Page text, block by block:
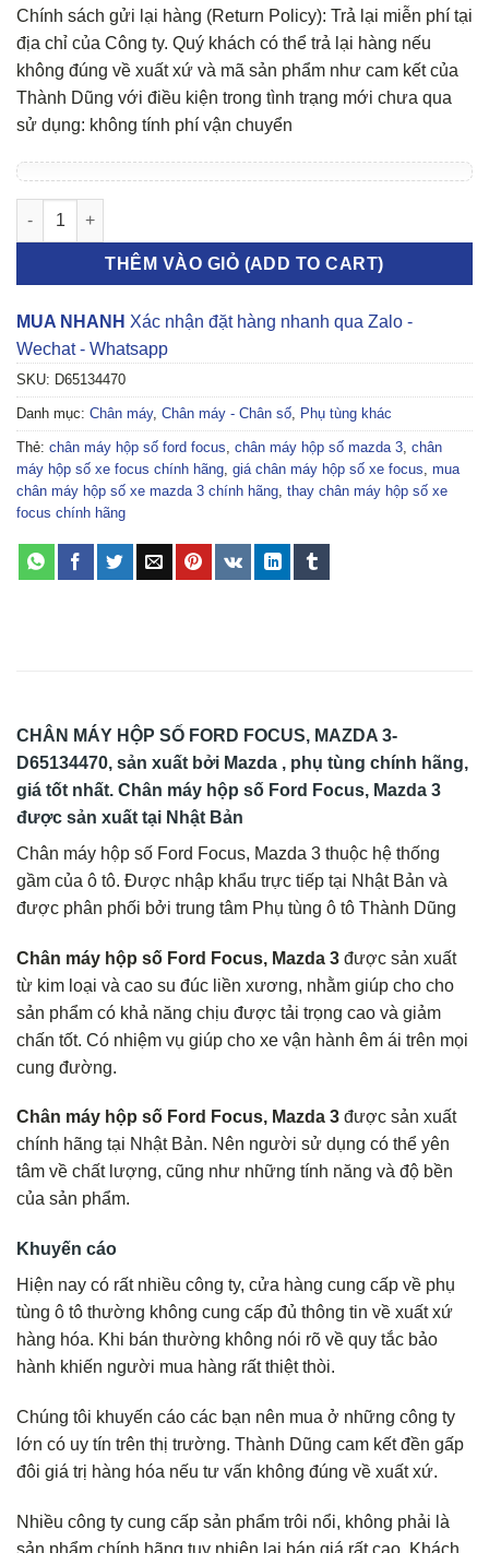
Chính sách gửi lại hàng (Return Policy): Trả lại miễn phí tại
địa chỉ của Công ty. Quý khách có thể trả lại hàng nếu
không đúng về xuất xứ và mã sản phẩm như cam kết của
Thành Dũng với điều kiện trong tình trạng mới chưa qua
sử dụng: không tính phí vận chuyển
Chân máy hộp số Ford Focus, Mazda 3 số lượng
THÊM VÀO GIỎ (ADD TO CART)
MUA NHANH Xác nhận đặt hàng nhanh qua Zalo -
Wechat - Whatsapp
SKU: D65134470
Danh mục: Chân máy, Chân máy - Chân số Phụ tùng khác
Thẻ: chân máy hộp số ford focus chân máy hộp số mazda 3 chân
máy hộp số xe focus chính hãng giá chân máy hộp số xe focus mua
chân máy hộp số xe mazda 3 chính hãng thay chân máy hộp số xe
focus chính hãng
CHÂN MÁY HỘP SỐ FORD FOCUS, MAZDA 3-
D65134470, sản xuất bởi Mazda , phụ tùng chính hãng,
giá tốt nhất. Chân máy hộp số Ford Focus, Mazda 3
được sản xuất tại Nhật Bản
Chân máy hộp số Ford Focus, Mazda 3 thuộc hệ thống
gầm của ô tô. Được nhập khẩu trực tiếp tại Nhật Bản và
được phân phối bởi trung tâm Phụ tùng ô tô Thành Dũng
Chân máy hộp số Ford Focus, Mazda 3 được sản xuất
từ kim loại và cao su đúc liền xương, nhằm giúp cho cho
sản phẩm có khả năng chịu được tải trọng cao và giảm
chấn tốt. Có nhiệm vụ giúp cho xe vận hành êm ái trên mọi
cung đường.
Chân máy hộp số Ford Focus, Mazda 3 được sản xuất
chính hãng tại Nhật Bản. Nên người sử dụng có thể yên
tâm về chất lượng, cũng như những tính năng và độ bền
của sản phẩm.
Khuyến cáo
Hiện nay có rất nhiều công ty, cửa hàng cung cấp về phụ
tùng ô tô thường không cung cấp đủ thông tin về xuất xứ
hàng hóa. Khi bán thường không nói rõ về quy tắc bảo
hành khiến người mua hàng rất thiệt thòi.
Chúng tôi khuyến cáo các bạn nên mua ở những công ty
lớn có uy tín trên thị trường. Thành Dũng cam kết đền gấp
đôi giá trị hàng hóa nếu tư vấn không đúng về xuất xứ.
Nhiều công ty cung cấp sản phẩm trôi nổi, không phải là
sản phẩm chính hãng tuy nhiên lại bán giá rất cao. Khách